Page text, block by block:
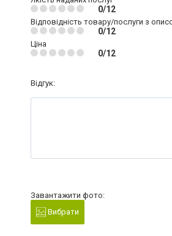
0/12
Відповідність товару/послуги з
0/12
Ціна
0/12
Відгук:
Завантажити фото:
Вибрати